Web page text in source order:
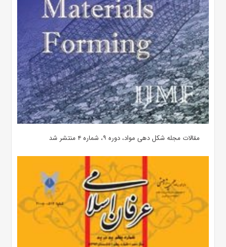
مقالات مجله شکل دهی مواد، دوره ۹، شماره ۴ منتشر شد